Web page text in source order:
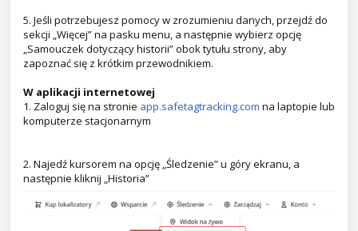
5. Jeśli potrzebujesz pomocy w zrozumieniu danych, przejdź do
sekcji „Więcej” na pasku menu, a następnie wybierz opcję
„Samouczek dotyczący historii” obok tytułu strony, aby
zapoznać się z krótkim przewodnikiem.
W aplikacji internetowej
1. Zaloguj się na stronie app.safetagtracking.com na laptopie lub
komputerze stacjonarnym
2. Najedź kursorem na opcję „Śledzenie” u góry ekranu, a
następnie kliknij „Historia”